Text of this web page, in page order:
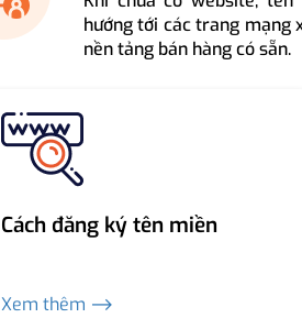
hướng tới các trang mạng
nền tảng bán hàng có sẵn.
Cách đăng ký tên miền
Xem thêm ⟶